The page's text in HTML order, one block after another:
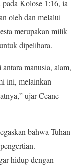
Kolose 1:16, ia
oleh dan melalui
merupakan milik
dipelihara.
manusia, alam,
ini, melainkan
ujar Ceane
bahwa Tuhan
hidup dengan